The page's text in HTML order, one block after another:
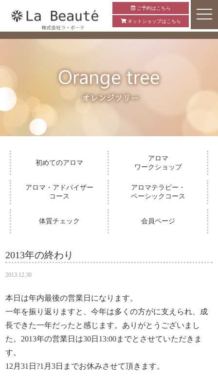
ご予約はこちら
ネットショップはこちら
初めてのアロマ
アロマ
ワークショップ
アロマ・アドバイザー
コース
アロマテラピー・
ベーシックコース
体質チェック 会員ページ
2013年の終わり
2013.12.30
本日は年内最後の営業日になります。
一年を振り返りますと、今年は多くの方がに支えられ、成
長できた一年だったと感じます。ありがとうございまし
た。2013年の営業日は30日13:00までとさせていただきま
す。
12月31日?1月3日までお休みさせて頂きます。